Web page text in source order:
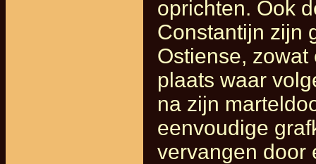
oprichten. Ook
Constantijn zijn
Ostiense,
plaats waar
na zijn
eenvoudige
vervangen door